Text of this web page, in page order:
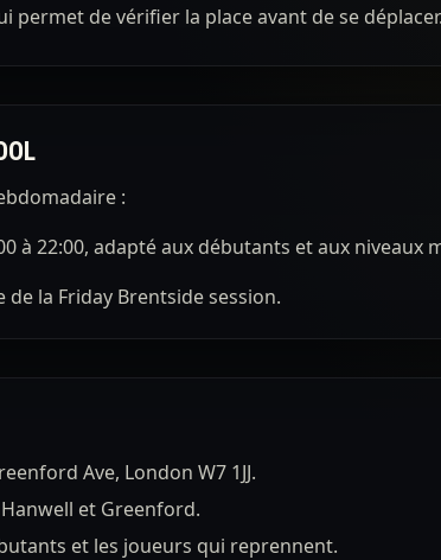
permet de vérifier la place avant de se déplacer.
:
à 22:00, adapté aux débutants et aux niveaux
de la Friday Brentside session.
Ave, London W7 1JJ.
et Greenford.
et les joueurs qui reprennent.